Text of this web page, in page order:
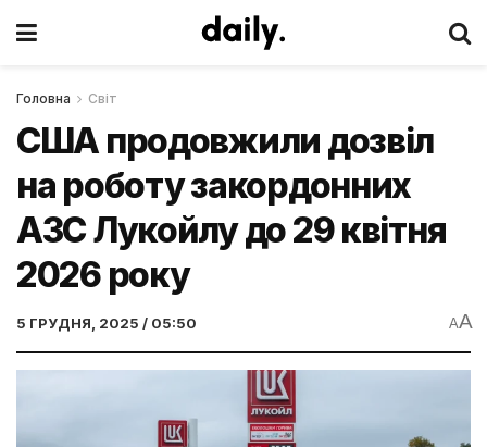
Головна Світ
США продовжили дозвіл
на роботу закордонних
АЗС Лукойлу до 29 квітня
2026 року
5 ГРУДНЯ, 2025 / 05:50 AA